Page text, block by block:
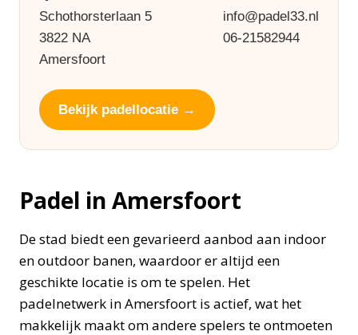
Schothorsterlaan 5
3822 NA
Amersfoort
info@padel33.nl
06-21582944
Bekijk padellocatie →
Padel in Amersfoort
De stad biedt een gevarieerd aanbod aan indoor
en outdoor banen, waardoor er altijd een
geschikte locatie is om te spelen. Het
padelnetwerk in Amersfoort is actief, wat het
makkelijk maakt om andere spelers te ontmoeten